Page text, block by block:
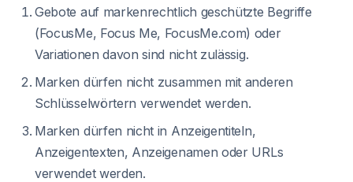
Gebote auf markenrechtlich geschützte Begriffe
(FocusMe, Focus Me, FocusMe.com) oder
Variationen davon sind nicht zulässig.
Marken dürfen nicht zusammen mit anderen
Schlüsselwörtern verwendet werden.
Marken dürfen nicht in Anzeigentiteln,
Anzeigentexten, Anzeigenamen oder URLs
verwendet werden.